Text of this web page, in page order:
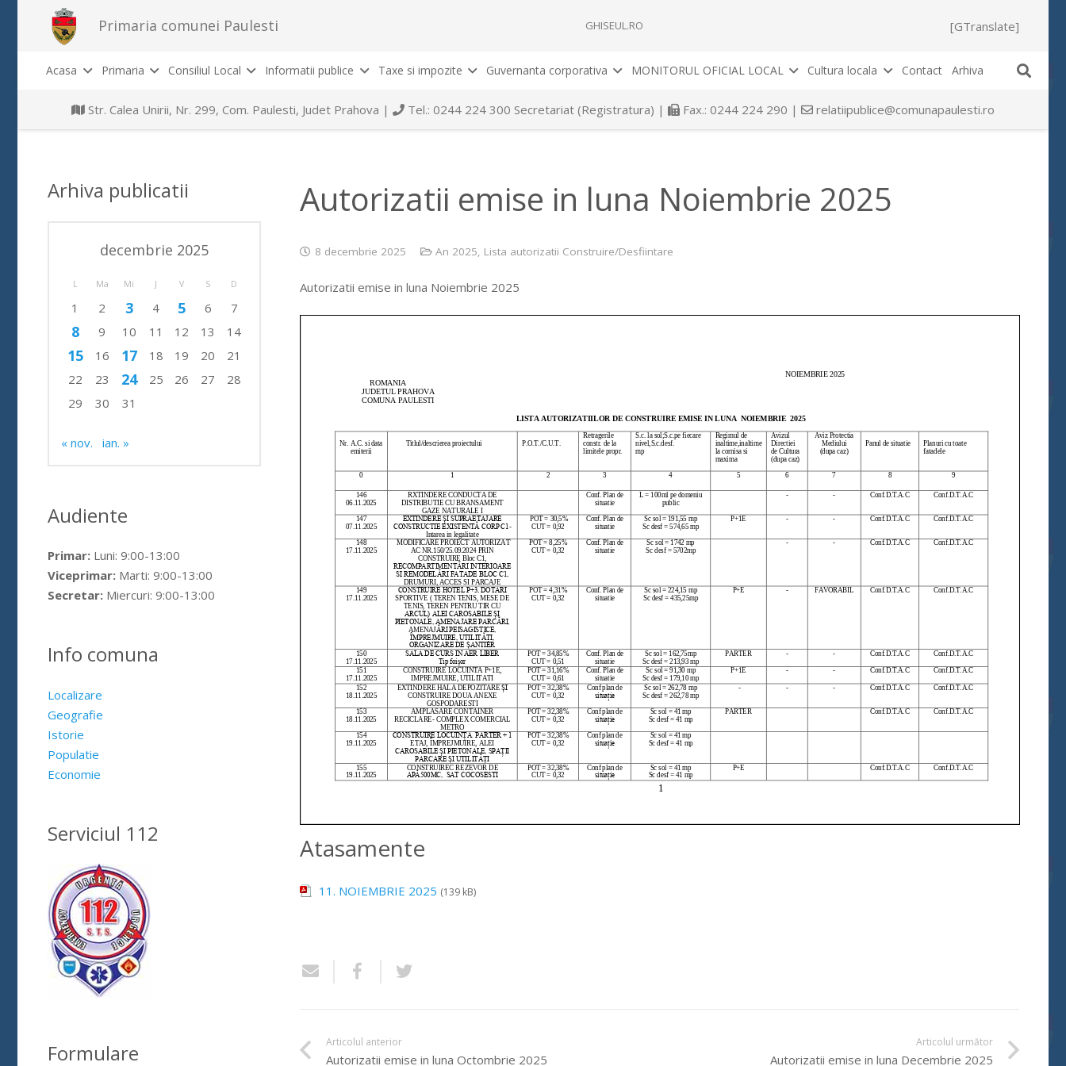
Primaria comunei Paulesti GHISEUL.RO [GTranslate]
Acasa Primaria Consiliul Local Informatii publice Taxe si impozite Guvernanta corporativa MONITORUL OFICIAL LOCAL Cultura locala Contact Arhiva
Str. Calea Unirii, Nr. 299, Com. Paulesti, Judet Prahova | Tel.: 0244 224 300 Secretariat (Registratura) | Fax.: 0244 224 290 | relatiipublice@comunapaulesti.ro
Autorizatii emise in luna Noiembrie 2025
8 decembrie 2025 An 2025 Lista autorizatii Construire/Desfiintare
Autorizatii emise in luna Noiembrie 2025
Atasamente
11. NOIEMBRIE 2025 (139 kB)
Articolul anterior
Autorizatii emise in luna Octombrie 2025
Articolul următor
Autorizatii emise in luna Decembrie 2025
Arhiva publicatii
decembrie 2025
L Ma Mi J V S D
1 2 3 4 5 6 7
8 9 10 11 12 13 14
15 16 17 18 19 20
21
22
23 24 25 26 27
28
29
30 31
« nov. ian. »
Audiente
Primar:Luni: 9:00-13:00
Viceprimar:Marti: 9:00-13:00
Secretar:Miercuri: 9:00-13:00
Info comuna
Localizare
Geografie
Istorie
Populatie
Economie
Serviciul 112
Formulare